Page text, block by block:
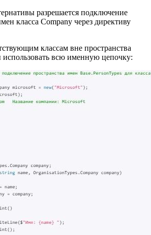
разрешается подключение
класса Company через директиву
классам вне пространства
использовать всю именную цепочку: